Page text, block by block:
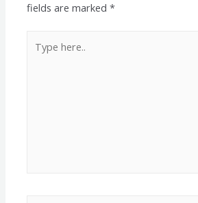
fields are marked*
here..